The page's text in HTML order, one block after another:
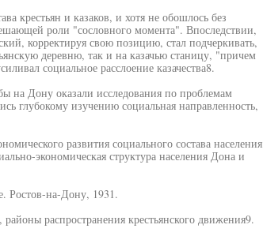
крестьян и казаков, и хотя не обошлось без
роли "сословного момента". Впоследствии,
корректируя свою позицию, стал подчеркивать,
деревню, так и на казачью станицу, "причем
социальное расслоение казачества8.
на Дону оказали исследования по проблемам
глубокому изучению социальная направленность,
развития социального состава населения
экономическая структура населения Дона и
Ростов-на-Дону, 1931.
распространения крестьянского движения9.